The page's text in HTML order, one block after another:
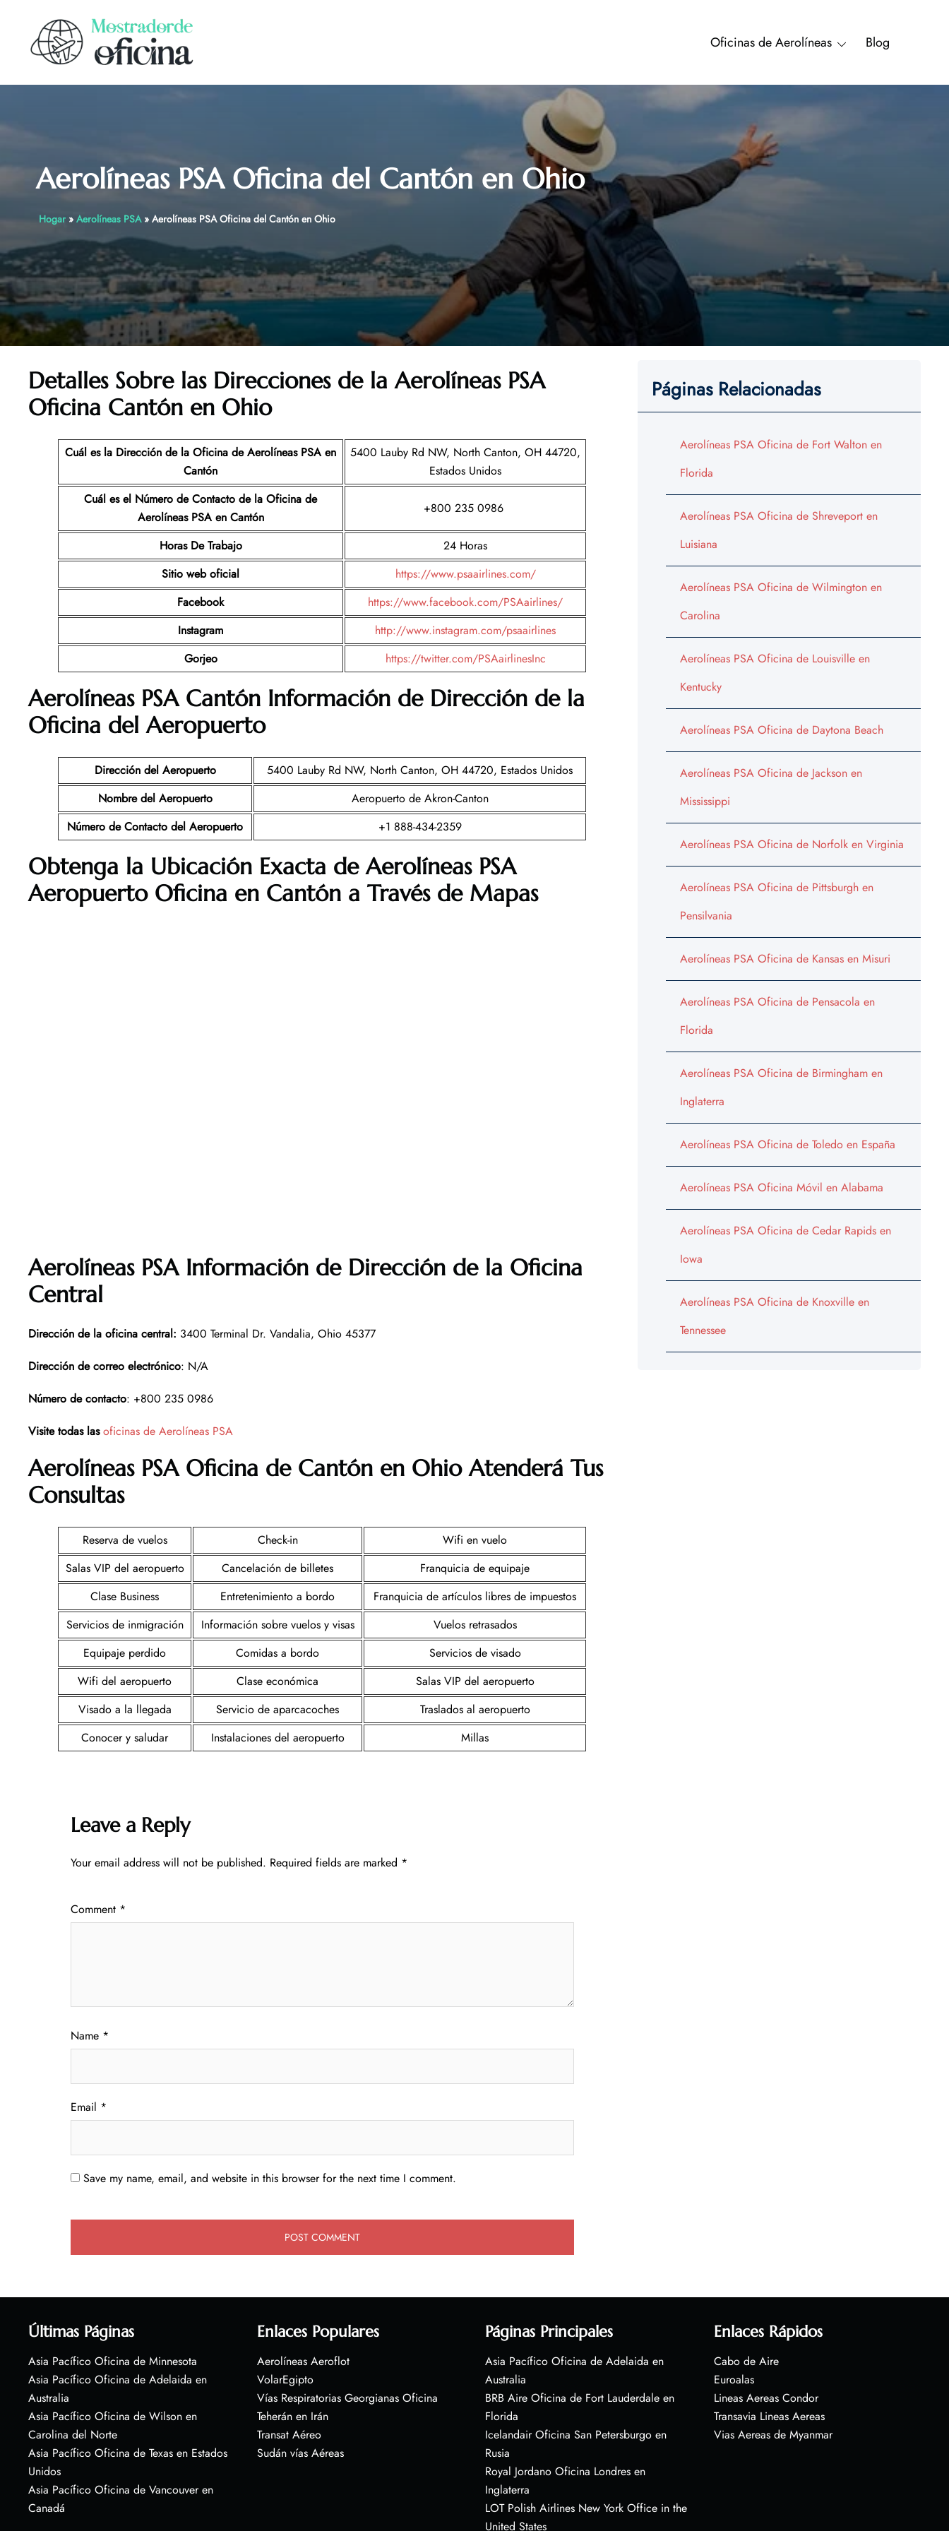
content
Oficinas de Aerolíneas Blog
Aerolíneas PSA Oficina del Cantón en Ohio
Hogar» Aerolíneas PSA» Aerolíneas PSA Oficina del Cantón en Ohio
Detalles Sobre las Direcciones de laAerolíneas PSA
Oficina Cantón en Ohio
Cuál es la Dirección de la Oficina de Aerolíneas PSA en
Cantón
5400 Lauby Rd ​​NW, North Canton, OH 44720,
Estados Unidos
Cuál es el Número de Contacto de la Oficina de
Aerolíneas PSA en Cantón
+800 235 0986
Horas De Trabajo
24 Horas
Sitio web oficial
https://www.psaairlines.com/
Facebook
https://www.facebook.com/PSAairlines/
Instagram
http://www.instagram.com/psaairlines
Gorjeo
https://twitter.com/PSAairlinesInc
Aerolíneas PSA Cantón Información de Dirección de la
Oficina del Aeropuerto
Dirección del Aeropuerto
5400 Lauby Rd ​​NW, North Canton, OH 44720, Estados Unidos
Nombre del Aeropuerto
Aeropuerto de Akron-Canton
Número de Contacto del Aeropuerto
+1 888-434-2359
Obtenga la Ubicación Exacta de Aerolíneas PSA
Aeropuerto Oficina en Cantón a Través de Mapas
Aerolíneas PSA Información de Dirección de la Oficina
Central
Dirección de la oficina central: 3400 Terminal Dr. Vandalia, Ohio 45377
Dirección de correo electrónico: N/A
Número de contacto: +800 235 0986
Visite todas las oficinas de Aerolíneas PSA
Aerolíneas PSA Oficina de Cantón en OhioAtenderá Tus
Consultas
Reserva de vuelos Check-in
Wifi en vuelo
Salas VIP del aeropuerto
Cancelación de billetes
Franquicia de equipaje
Clase Business
Entretenimiento a bordo
Franquicia de artículos libres de impuestos
Servicios de inmigración
Información sobre vuelos y visas
Vuelos retrasados
Equipaje perdido
Comidas a bordo
Servicios de visado
Wifi del aeropuerto
Clase económica
Salas VIP del aeropuerto
Visado a la llegada
Servicio de aparcacoches
Traslados al aeropuerto
Conocer y saludar
Instalaciones del aeropuerto Millas
Leave a Reply
Your email address will not be published. Required fields are marked *
Comment *
Name *
Email *
Save my name, email, and website in this browser for the next time I comment.
Páginas Relacionadas
Aerolíneas PSA Oficina de Fort Walton en
Florida
Aerolíneas PSA Oficina de Shreveport en
Luisiana
Aerolíneas PSA Oficina de Wilmington en
Carolina
Aerolíneas PSA Oficina de Louisville en
Kentucky
Aerolíneas PSA Oficina de Daytona Beach
Aerolíneas PSA Oficina de Jackson en
Mississippi
Aerolíneas PSA Oficina de Norfolk en Virginia
Aerolíneas PSA Oficina de Pittsburgh en
Pensilvania
Aerolíneas PSA Oficina de Kansas en Misuri
Aerolíneas PSA Oficina de Pensacola en
Florida
Aerolíneas PSA Oficina de Birmingham en
Inglaterra
Aerolíneas PSA Oficina de Toledo en España
Aerolíneas PSA Oficina Móvil en Alabama
Aerolíneas PSA Oficina de Cedar Rapids en
Iowa
Aerolíneas PSA Oficina de Knoxville en
Tennessee
Últimas Páginas
Asia Pacífico Oficina de Minnesota
Asia Pacífico Oficina de Adelaida en
Australia
Asia Pacífico Oficina de Wilson en
Carolina del Norte
Asia Pacífico Oficina de Texas en Estados
Unidos
Asia Pacífico Oficina de Vancouver en
Canadá
Enlaces Populares
Aerolíneas Aeroflot
VolarEgipto
Vías Respiratorias Georgianas Oficina
Teherán en Irán
Transat Aéreo
Sudán vías Aéreas
Páginas Principales
Asia Pacífico Oficina de Adelaida en
Australia
BRB Aire Oficina de Fort Lauderdale en
Florida
Icelandair Oficina San Petersburgo en
Rusia
Royal Jordano Oficina Londres en
Inglaterra
LOT Polish Airlines New York Office in the
United States
Enlaces Rápidos
Cabo de Aire
Euroalas
Lineas Aereas Condor
Transavia Lineas Aereas
Vias Aereas de Myanmar